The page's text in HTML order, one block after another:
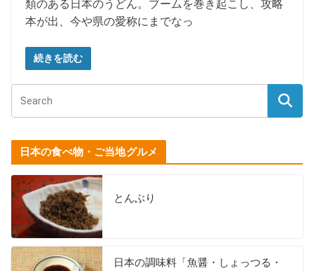
類のある日本のうどん。ブームを巻き起こし、攻略
本が出、今や県の愛称にまでなっ
続きを読む
日本の食べ物・ご当地グルメ
とんぶり
日本の調味料「魚醤・しょっつる・